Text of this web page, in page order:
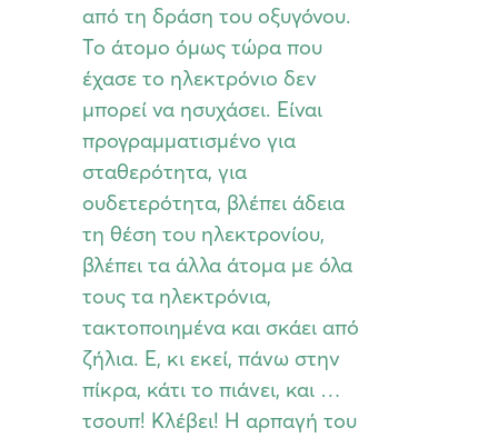
από τη δράση του οξυγόνου.
Το άτομο όμως τώρα που
έχασε το ηλεκτρόνιο δεν
μπορεί να ησυχάσει. Είναι
προγραμματισμένο για
σταθερότητα, για
ουδετερότητα, βλέπει άδεια
τη θέση του ηλεκτρονίου,
βλέπει τα άλλα άτομα με όλα
τους τα ηλεκτρόνια,
τακτοποιημένα και σκάει από
ζήλια. Ε, κι εκεί, πάνω στην
πίκρα, κάτι το πιάνει, και …
τσουπ! Κλέβει! Η αρπαγή του